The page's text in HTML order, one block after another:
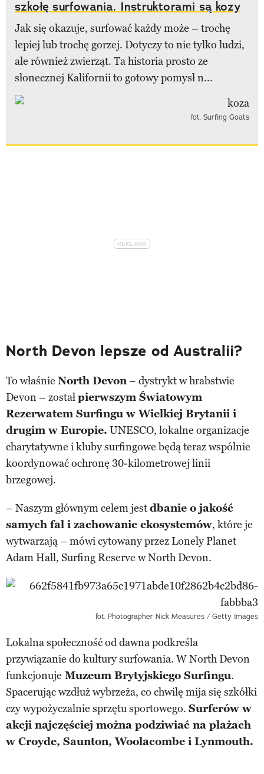
szkołę surfowania. Instruktorami są kozy
Jak się okazuje, surfować każdy może – trochę
lepiej lub trochę gorzej. Dotyczy to nie tylko ludzi,
ale również zwierząt. Ta historia prosto ze
słonecznej Kalifornii to gotowy pomysł n...
fot. Surfing Goats
North Devon lepsze od Australii?
To właśnie North Devon– dystrykt w hrabstwie
Devon – zostałpierwszym Światowym
Rezerwatem Surfingu w Wielkiej Brytanii i
drugim w Europie. UNESCO, lokalne organizacje
charytatywne i kluby surfingowe będą teraz wspólnie
koordynować ochronę 30-kilometrowej linii
brzegowej.
– Naszym głównym celem jestdbanie o jakość
samych fal i zachowanie ekosystemów, które je
wytwarzają – mówi cytowany przez Lonely Planet
Adam Hall, Surfing Reserve w North Devon.
fot. Photographer Nick Measures / Getty Images
Lokalna społeczność od dawna podkreśla
przywiązanie do kultury surfowania. W North Devon
funkcjonuje Muzeum Brytyjskiego Surfingu.
Spacerując wzdłuż wybrzeża, co chwilę mija się szkółki
czy wypożyczalnie sprzętu sportowego. Surferów w
akcji najczęściej można podziwiać na plażach
w Croyde, Saunton, Woolacombe i Lynmouth.